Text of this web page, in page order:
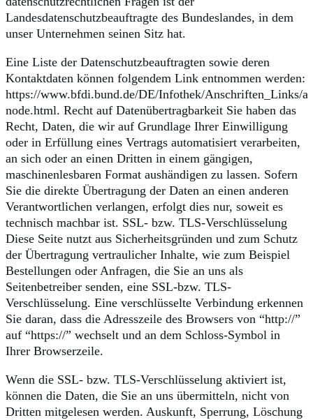
Landesdatenschutzbeauftragte des Bundeslandes, in dem
unser Unternehmen seinen Sitz hat.
Eine Liste der Datenschutzbeauftragten sowie deren
Kontaktdaten können folgendem Link entnommen werden:
https://www.bfdi.bund.de/DE/Infothek/Anschriften_Links/
node.html. Recht auf Datenübertragbarkeit Sie haben das
Recht, Daten, die wir auf Grundlage Ihrer Einwilligung
oder in Erfüllung eines Vertrags automatisiert verarbeiten,
an sich oder an einen Dritten in einem gängigen,
maschinenlesbaren Format aushändigen zu lassen. Sofern
Sie die direkte Übertragung der Daten an einen anderen
Verantwortlichen verlangen, erfolgt dies nur, soweit es
technisch machbar ist. SSL- bzw. TLS-Verschlüsselung
Diese Seite nutzt aus Sicherheitsgründen und zum Schutz
der Übertragung vertraulicher Inhalte, wie zum Beispiel
Bestellungen oder Anfragen, die Sie an uns als
Seitenbetreiber senden, eine SSL-bzw. TLS-
Verschlüsselung. Eine verschlüsselte Verbindung erkennen
Sie daran, dass die Adresszeile des Browsers von “http://”
auf “https://” wechselt und an dem Schloss-Symbol in
Ihrer Browserzeile.
Wenn die SSL- bzw. TLS-Verschlüsselung aktiviert ist,
können die Daten, die Sie an uns übermitteln, nicht von
Dritten mitgelesen werden. Auskunft, Sperrung, Löschung